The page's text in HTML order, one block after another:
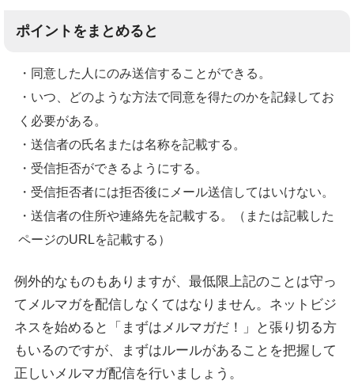
ポイントをまとめると
・同意した人にのみ送信することができる。
・いつ、どのような方法で同意を得たのかを記録してお
く必要がある。
・送信者の氏名または名称を記載する。
・受信拒否ができるようにする。
・受信拒否者には拒否後にメール送信してはいけない。
・送信者の住所や連絡先を記載する。（または記載した
ページのURLを記載する）
例外的なものもありますが、最低限上記のことは守っ
てメルマガを配信しなくてはなりません。ネットビジ
ネスを始めると「まずはメルマガだ！」と張り切る方
もいるのですが、まずはルールがあることを把握して
正しいメルマガ配信を行いましょう。